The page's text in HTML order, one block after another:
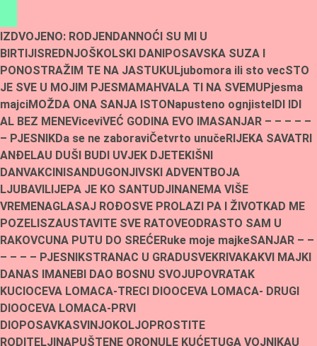
to
content
IZDVOJENO: RODJENDANNOĆI SU MI U
BIRTIJISREDNJOŠKOLSKI DANIPOSAVSKA SUZA I
PONOSTRAŽIM TE NA JASTUKULjubomora ili sto vecSTO
JE SVE U MOJIM PJESMAMAHVALA TI NA SVEMUPjesma
majciMOŽDA ONA SANJA ISTONapusteno ognjisteIDI IDI
AL BEZ MENEViceviVEĆ GODINA EVO IMASANJAR – – – – –
– PJESNIKDa se ne zaboraviČetvrto unučeRIJEKA SAVATRI
ANĐELAU DUŠI BUDI UVJEK DJETEKIŠNI
DANVAKCINISANDUGONJIVSKI ADVENTBOJA
LJUBAVILIJEPA JE KO SANTUDJINANEMA VIŠE
VREMENAGLASAJ ROĐOSVE PROLAZI PA I ŽIVOTKAD ME
POZELISZAUSTAVITE SVE RATOVEODRASTO SAM U
RAKOVCUNA PUTU DO SREĆERuke moje majkeSANJAR – –
– – – – PJESNIKSTRANAC U GRADUSVEKRIVAKAKVI MAJKI
DANAS IMANEBI DAO BOSNU SVOJUPOVRATAK
KUCIOCEVA LOMACA-TRECI DIOOCEVA LOMACA- DRUGI
DIOOCEVA LOMACA-PRVI
DIOPOSAVKASVINJOKOLJOPROSTITE
RODITELJINAPUŠTENE ORONULE KUĆETUGA VOJNIKAU